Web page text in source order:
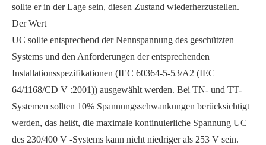
sollte er in der Lage sein, diesen Zustand wiederherzustellen.
Der Wert
UC sollte entsprechend der Nennspannung des geschützten
Systems und den Anforderungen der entsprechenden
Installationsspezifikationen (IEC 60364-5-53/A2 (IEC
64/1168/CD V :2001)) ausgewählt werden. Bei TN- und TT-
Systemen sollten 10% Spannungsschwankungen berücksichtigt
werden, das heißt, die maximale kontinuierliche Spannung UC
des 230/400 V -Systems kann nicht niedriger als 253 V sein.